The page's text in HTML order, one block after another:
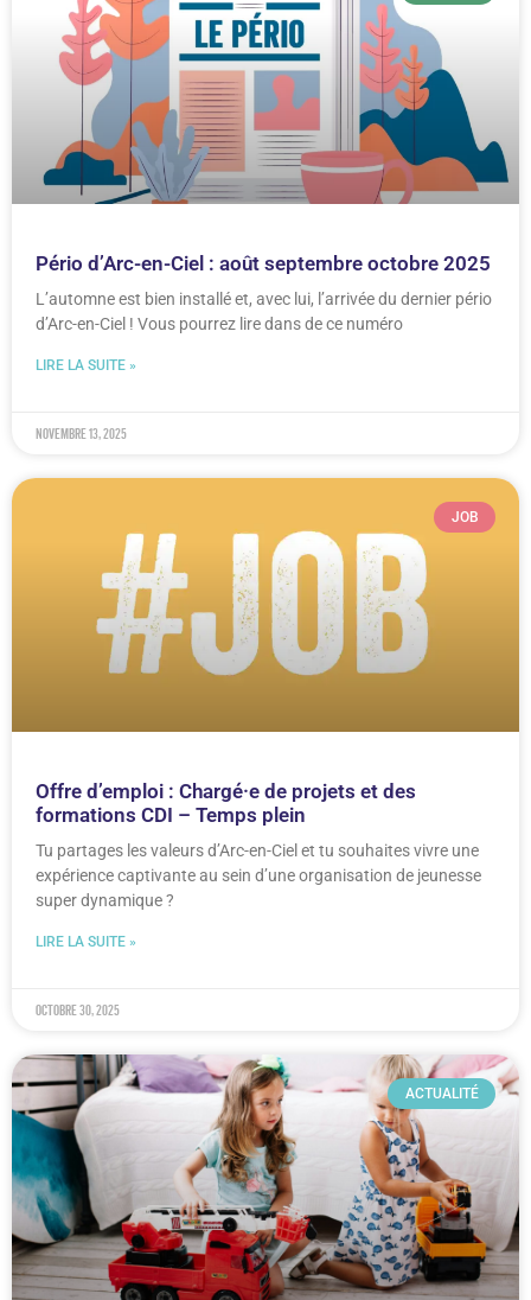
Pério d’Arc-en-Ciel : août septembre octobre 2025
L’automne est bien installé et, avec lui, l’arrivée du dernier pério
d’Arc-en-Ciel ! Vous pourrez lire dans de ce numéro
LIRE LA SUITE »
novembre 13, 2025
JOB
Offre d’emploi : Chargé·e de projets et des
formations CDI – Temps plein
Tu partages les valeurs d’Arc-en-Ciel et tu souhaites vivre une
expérience captivante au sein d’une organisation de jeunesse
super dynamique ?
LIRE LA SUITE »
octobre 30, 2025
ACTUALITÉ